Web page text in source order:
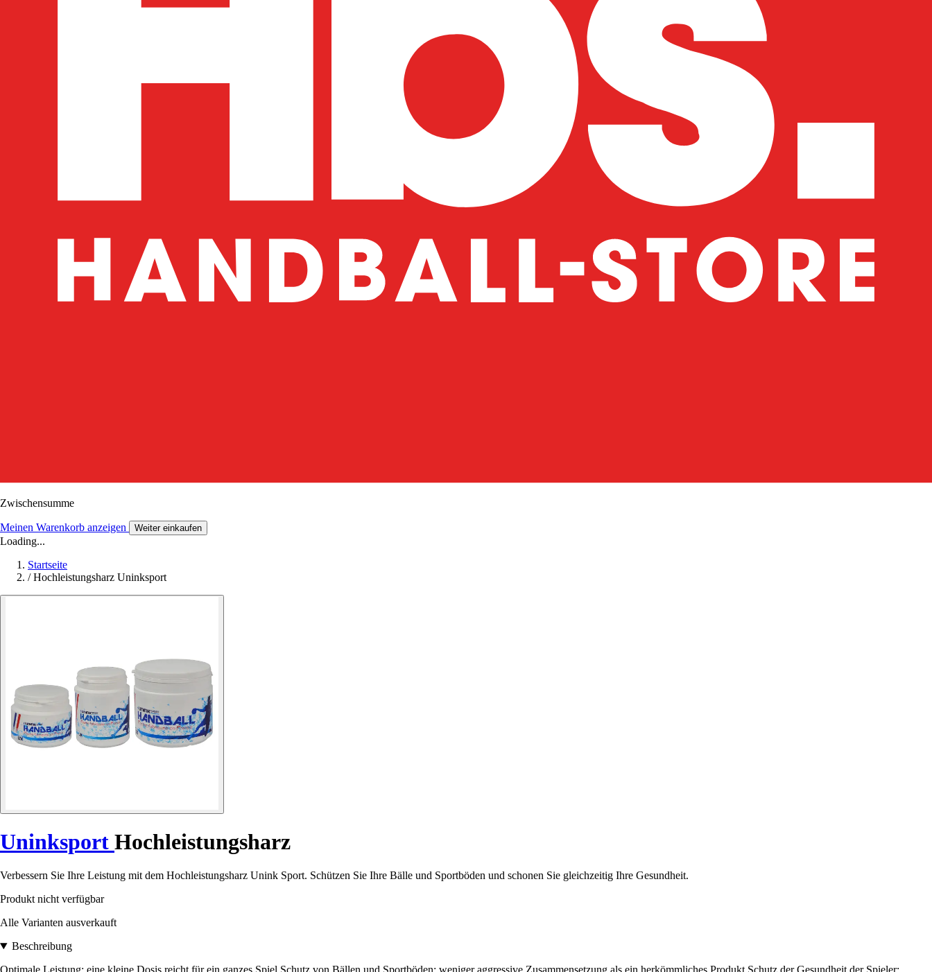
Zwischensumme
Meinen Warenkorb anzeigen Weiter einkaufen
Loading...
Startseite
/ Hochleistungsharz Uninksport
Uninksport Hochleistungsharz
Verbessern Sie Ihre Leistung mit dem Hochleistungsharz Unink Sport. Schützen Sie Ihre Bälle und Sportböden und schonen Sie gleichzeitig Ihre Gesundheit.
Produkt nicht verfügbar
Alle Varianten ausverkauft
Beschreibung
Optimale Leistung: eine kleine Dosis reicht für ein ganzes Spiel Schutz von Bällen und Sportböden: weniger aggressive Zusammensetzung als ein herkömmliches Produkt Schutz der Gesundheit der Spieler: